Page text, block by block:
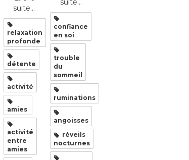
suite...
relaxation
profonde
détente
activité
amies
activité
entre
amies
suite...
confiance
en soi
trouble
du
sommeil
ruminations
angoisses
réveils
nocturnes